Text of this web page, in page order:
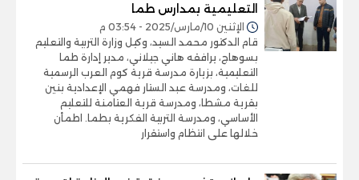
التعليمية بمدارس طما
الإثنين 10/مارس/2025 - 03:54 م
قام الدكتور محمد السيد، وكيل وزارة التربية والتعليم
بسوهاج، يرافقه هاني جيلاني، مدير إدارة طما
التعليمية، بزيارة مدرسة قرية كوم العرب الرسمية
للغات، ومدرسة عبد الستار فهمي الإعدادية بنين
بقرية مشطا، ومدرسة قرية العتامنة للتعليم
الأساسي، ومدرسة التربية الفكرية بطما. اطمأن
خلالها على انتظام واستقرار